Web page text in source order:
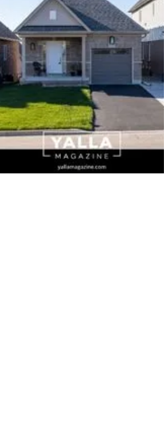
معقد. فكندا تواجه مؤشرات متناقضة: نمو
قلق من ركود تقني، تضخم لم يختفِ بالكامل،
وغموض كبير مرتبط بالتجارة مع الولايات
بالنسبة إلى الأسر، يعني تثبيت الفائدة أن ا